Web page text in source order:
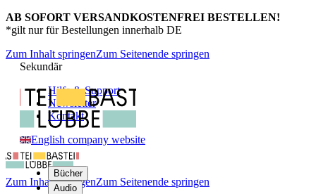
AB SOFORT VERSANDKOSTENFREI BESTELLEN!
*gilt nur für Bestellungen innerhalb DE
Zum Inhalt springenZum Seitenende springen
Sekundär
Hilfe & Support
Newsletter
Kontakt
English company website
Bücher
Audio
Zum Inhalt springenZum Seitenende springen